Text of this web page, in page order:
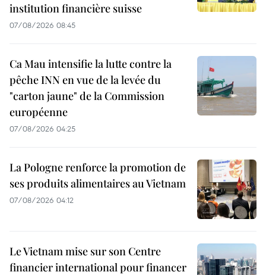
institution financière suisse
07/08/2026 08:45
Ca Mau intensifie la lutte contre la
pêche INN en vue de la levée du
"carton jaune" de la Commission
européenne
07/08/2026 04:25
La Pologne renforce la promotion de
ses produits alimentaires au Vietnam
07/08/2026 04:12
Le Vietnam mise sur son Centre
financier international pour financer